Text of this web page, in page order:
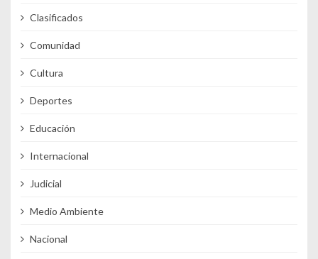
Clasificados
Comunidad
Cultura
Deportes
Educación
Internacional
Judicial
Medio Ambiente
Nacional